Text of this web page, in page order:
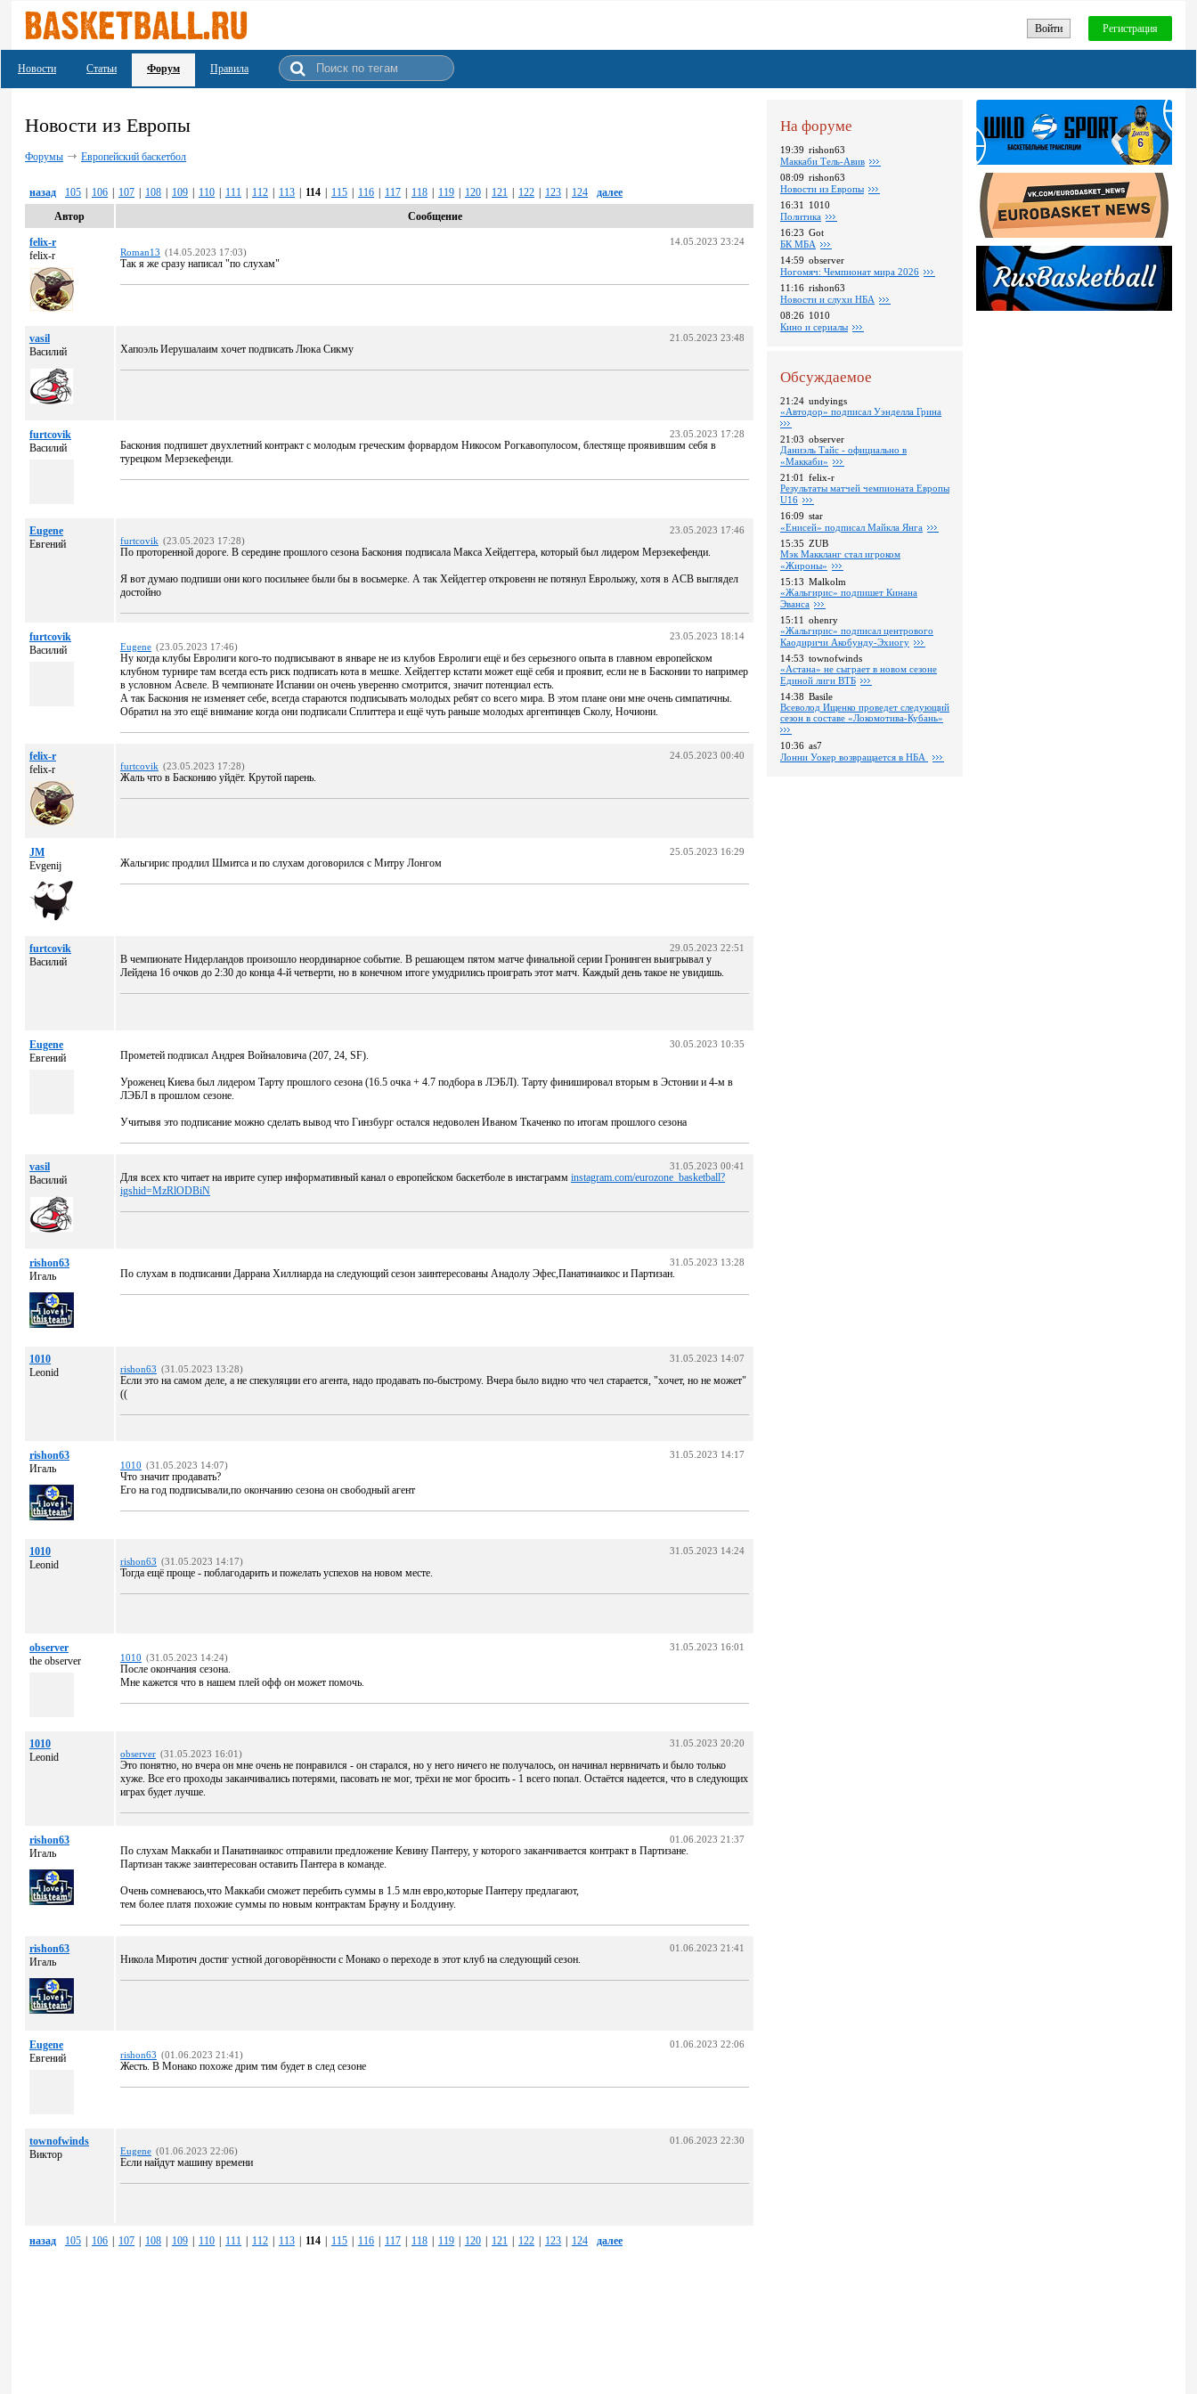
Войти Регистрация
Новости Статьи Форум Правила
Новости из Европы
Форумы Европейский баскетбол
назад 105 106 107 108 109 110 111 112 113 114 115 116 117 118 119 120 121 122 123 124
далее
Автор
Сообщение
felix-r
felix-r
14.05.2023 23:24
Roman13 (14.05.2023 17:03)
Так я же сразу написал "по слухам"
vasil
Василий
21.05.2023 23:48
Хапоэль Иерушалаим хочет подписать Люка Сикму
furtcovik
Василий
23.05.2023 17:28
Баскония подпишет двухлетний контракт с молодым греческим форвардом Никосом Рогкавопулосом, блестяще проявившим себя в
турецком Мерзекефенди.
Eugene
Евгений
23.05.2023 17:46
furtcovik (23.05.2023 17:28)
По проторенной дороге. В середине прошлого сезона Баскония подписала Макса Хейдеггера, который был лидером Мерзекефенди.
Я вот думаю подпиши они кого посильнее были бы в восьмерке. А так Хейдеггер откровенн не потянул Евролыжу, хотя в ACB выглядел
достойно
furtcovik
Василий
23.05.2023 18:14
Eugene (23.05.2023 17:46)
Ну когда клубы Евролиги кого-то подписывают в январе не из клубов Евролиги ещё и без серьезного опыта в главном европейском
клубном турнире там всегда есть риск подписать кота в мешке. Хейдеггер кстати может ещё себя и проявит, если не в Басконии то например
в условном Асвеле. В чемпионате Испании он очень уверенно смотрится, значит потенциал есть.
А так Баскония не изменяет себе, всегда стараются подписывать молодых ребят со всего мира. В этом плане они мне очень симпатичны.
Обратил на это ещё внимание когда они подписали Сплиттера и ещё чуть раньше молодых аргентинцев Сколу, Ночиони.
felix-r
felix-r
24.05.2023 00:40
furtcovik (23.05.2023 17:28)
Жаль что в Басконию уйдёт. Крутой парень.
JM
Evgenij
25.05.2023 16:29
Жальгирис продлил Шмитса и по слухам договорился с Митру Лонгом
furtcovik
Василий
29.05.2023 22:51
В чемпионате Нидерландов произошло неординарное событие. В решающем пятом матче финальной серии Гронинген выигрывал у
Лейдена 16 очков до 2:30 до конца 4-й четверти, но в конечном итоге умудрились проиграть этот матч. Каждый день такое не увидишь.
Eugene
Евгений
30.05.2023 10:35
Прометей подписал Андрея Войналовича (207, 24, SF).
Уроженец Киева был лидером Тарту прошлого сезона (16.5 очка + 4.7 подбора в ЛЭБЛ). Тарту финишировал вторым в Эстонии и 4-м в
ЛЭБЛ в прошлом сезоне.
Учитывя это подписание можно сделать вывод что Гинзбург остался недоволен Иваном Ткаченко по итогам прошлого сезона
vasil
Василий
31.05.2023 00:41
Для всех кто читает на иврите супер информативный канал о европейском баскетболе в инстаграмм instagram.com/eurozone_basketball?
igshid=MzRlODBiN
rishon63
Игаль
31.05.2023 13:28
По слухам в подписании Даррана Хиллиарда на следующий сезон заинтересованы Анадолу Эфес,Панатинаикос и Партизан.
1010
Leonid
31.05.2023 14:07
rishon63 (31.05.2023 13:28)
Если это на самом деле, а не спекуляции его агента, надо продавать по-быстрому. Вчера было видно что чел старается, "хочет, но не может"
((
rishon63
Игаль
31.05.2023 14:17
1010 (31.05.2023 14:07)
Что значит продавать?
Его на год подписывали,по окончанию сезона он свободный агент
1010
Leonid
31.05.2023 14:24
rishon63 (31.05.2023 14:17)
Тогда ещё проще - поблагодарить и пожелать успехов на новом месте.
observer
the observer
31.05.2023 16:01
1010 (31.05.2023 14:24)
После окончания сезона.
Мне кажется что в нашем плей офф он может помочь.
1010
Leonid
31.05.2023 20:20
observer (31.05.2023 16:01)
Это понятно, но вчера он мне очень не понравился - он старался, но у него ничего не получалось, он начинал нервничать и было только
хуже. Все его проходы заканчивались потерями, пасовать не мог, трёхи не мог бросить - 1 всего попал. Остаётся надеется, что в следующих
играх будет лучше.
rishon63
Игаль
01.06.2023 21:37
По слухам Маккаби и Панатинаикос отправили предложение Кевину Пантеру, у которого заканчивается контракт в Партизане.
Партизан также заинтересован оставить Пантера в команде.
Очень сомневаюсь,что Маккаби сможет перебить суммы в 1.5 млн евро,которые Пантеру предлагают,
тем более платя похожие суммы по новым контрактам Брауну и Болдуину.
rishon63
Игаль
01.06.2023 21:41
Никола Миротич достиг устной договорённости с Монако о переходе в этот клуб на следующий сезон.
Eugene
Евгений
01.06.2023 22:06
rishon63 (01.06.2023 21:41)
Жесть. В Монако похоже дрим тим будет в след сезоне
townofwinds
Виктор
01.06.2023 22:30
Eugene (01.06.2023 22:06)
Если найдут машину времени
назад 105 106 107 108 109 110 111 112 113 114 115 116 117 118 119 120 121 122 123 124 далее
На форуме
19:39 rishon63
Маккаби Тель-Авив
08:09 rishon63
Новости из Европы
16:31
1010
Политика
16:23 Got
БК МБА
14:59 observer
Ногомяч: Чемпионат мира 2026
11:16 rishon63
Новости и слухи НБА
08:26 1010
Кино и сериалы
Обсуждаемое
21:24 undyings
«Автодор» подписал Уэнделла Грина
21:03 observer
Даниэль Тайс - официально в
«Маккаби»
21:01 felix-r
Pезультаты матчей чемпионата Европы
U16
16:09 star
«Енисей» подписал Майкла Янга
15:35 ZUB
Мэк Маккланг стал игроком
«Жироны»
15:13 Malkolm
«Жальгирис» подпишет Кинана
Эванса
15:11 ohenry
«Жальгирис» подписал центрового
Каодиричи Акобунду-Эхиогу
14:53 townofwinds
«Астана» не сыграет в новом сезоне
Единой лиги ВТБ
14:38 Basile
Всеволод Ищенко проведет следующий
сезон в составе «Локомотива-Кубань»
10:36 as7
Лонни Уокер возвращается в НБА